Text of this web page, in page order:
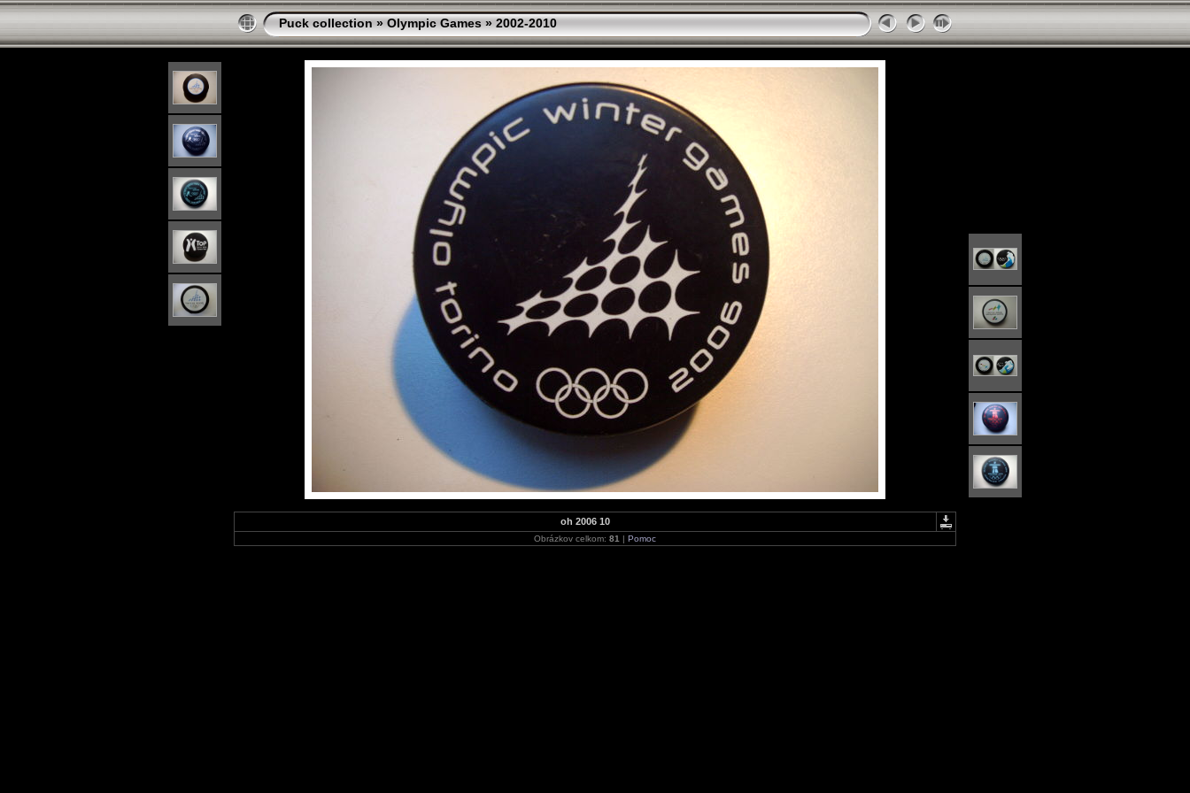
Puck collection » Olympic Games » 2002-2010
oh 2006 10
Obrázkov celkom: 81 | Pomoc